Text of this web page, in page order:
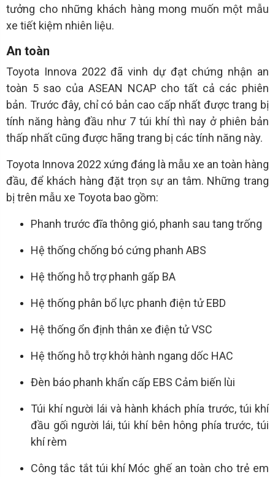
tưởng cho những khách hàng mong muốn một mẫu
xe tiết kiệm nhiên liệu.
An toàn
Toyota Innova 2022 đã vinh dự đạt chứng nhận an
toàn 5 sao của ASEAN NCAP cho tất cả các phiên
bản. Trước đây, chỉ có bản cao cấp nhất được trang bị
tính năng hàng đầu như 7 túi khí thì nay ở phiên bản
thấp nhất cũng được hãng trang bị các tính năng này.
Toyota Innova 2022 xứng đáng là mẫu xe an toàn hàng
đầu, để khách hàng đặt trọn sự an tâm. Những trang
bị trên mẫu xe Toyota bao gồm:
Phanh trước đĩa thông gió, phanh sau tang trống
Hệ thống chống bó cứng phanh ABS
Hệ thống hỗ trợ phanh gấp BA
Hệ thống phân bổ lực phanh điện tử EBD
Hệ thống ổn định thân xe điện tử VSC
Hệ thống hỗ trợ khởi hành ngang dốc HAC
Đèn báo phanh khẩn cấp EBS Cảm biến lùi
Túi khí người lái và hành khách phía trước, túi khí
đầu gối người lái, túi khí bên hông phía trước, túi
khí rèm
Công tắc tắt túi khí Móc ghế an toàn cho trẻ em